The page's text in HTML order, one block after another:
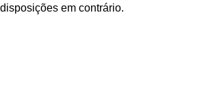
em contrário.